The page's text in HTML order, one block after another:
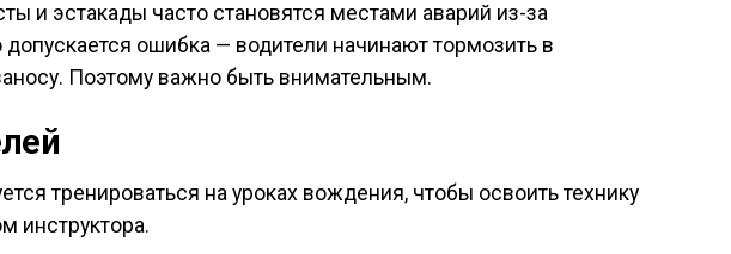
и эстакады часто становятся местами аварий из-за
ошибка — водители начинают тормозить в
Поэтому важно быть внимательным.
тренироваться на уроках вождения, чтобы освоить технику
инструктора.